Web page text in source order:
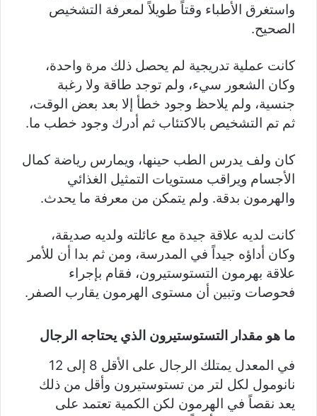
واستغرق الأطباء وقتاً طويلاً لمعرفة التشخيص
الصحيح.
كانت عملية تدريجية لم يحصل ذلك مرة واحدة،
وكان الشعور سيء، ولم توجد طاقة ولا رغبة
جنسية، ولم يلاحظ وجود خطأ إلا بعد بعض الوقت،
ثم تم التشخيص بالاكتئاب ثم أدرك وجود خطب ما.
كان ولف يدرس الطب حينها، ويمارس رياضة كمال
الأجسام ويراقب مستويات التمثيل الغذائي
والهرمون بدقة. ولم يتمكن من معرفة ما يحدث.
كانت لديه علاقة جيدة مع عائلته ولديه صديقة،
وكان أداؤه جيداً في المدرسة، ومن ثم بدا أن للأمر
علاقة بهرمون التستوستيرون، فقام بإجراء
فحوصات وتبين أن مستوى الهرمون يقارب الصفر.
ما هو مقدار التستوستيرون الذي يحتاجه الرجال
في المعدل يمتلك الرجال على الأقل 8 إلى 12
نانومول لكل لتر من تستوستيرون وأقل من ذلك
يعد نقصاً في الهرمون لكن الكمية تعتمد على